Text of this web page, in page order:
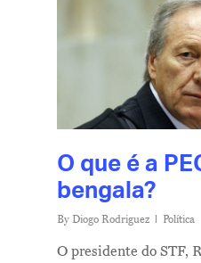
O que é a
bengala?
By Diogo Rodriguez Política
O presidente do STF,